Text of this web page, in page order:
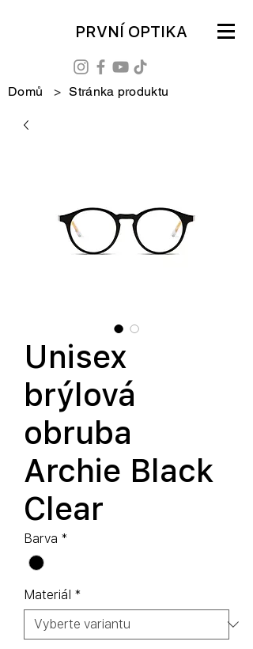
PRVNÍ OPTIKA
Domů > Stránka produktu
Unisex
brýlová
obruba
Archie Black
Clear
Barva *
Materiál *